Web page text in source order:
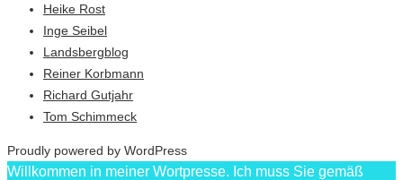
Heike Rost
Inge Seibel
Landsbergblog
Reiner Korbmann
Richard Gutjahr
Tom Schimmeck
Proudly powered by WordPress
Willkommen in meiner Wortpresse. Ich muss Sie gemäß